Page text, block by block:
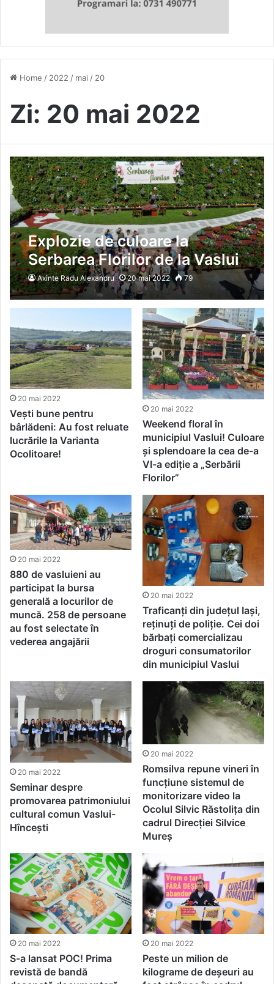
Home / 2022 / mai / 20
Zi: 20 mai 2022
Explozie de culoare la
Serbarea Florilor de la Vaslui
Axinte Radu Alexandru 20 mai 2022 79
20 mai 2022
Vești bune pentru
bârlădeni: Au fost reluate
lucrările la Varianta
Ocolitoare!
20 mai 2022
Weekend floral în
municipiul Vaslui! Culoare
și splendoare la cea de-a
VI-a ediție a „Serbării
Florilor”
20 mai 2022
880 de vasluieni au
participat la bursa
generală a locurilor de
muncă. 258 de persoane
au fost selectate în
vederea angajării
20 mai 2022
Traficanți din județul Iași,
reținuți de poliție. Cei doi
bărbați comercializau
droguri consumatorilor
din municipiul Vaslui
20 mai 2022
Seminar despre
promovarea patrimoniului
cultural comun Vaslui-
Hîncești
20 mai 2022
Romsilva repune vineri în
funcțiune sistemul de
monitorizare video la
Ocolul Silvic Răstolița din
cadrul Direcției Silvice
Mureș
20 mai 2022
S-a lansat POC! Prima
revistă de bandă
20 mai 2022
Peste un milion de
kilograme de deşeuri au